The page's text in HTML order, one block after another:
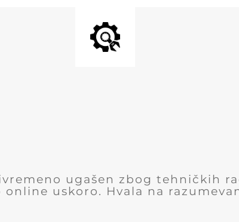
ugašen zbog tehničkih
online uskoro. Hvala na